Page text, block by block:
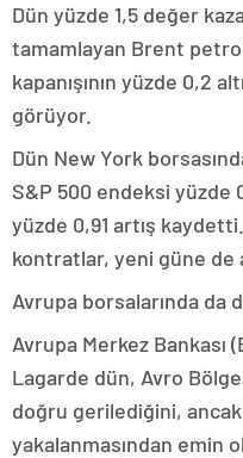
Dün yüzde 1,5 değer
tamamlayan Brent
kapanışının yüzde 0,2
görüyor.
Dün New York
S&P 500 endeksi yüzde
yüzde 0,91 artış
kontratlar, yeni güne de
Avrupa borsalarında da
Avrupa Merkez Bankası
Lagarde dün, Avro
doğru gerilediğini,
yakalanmasından emin